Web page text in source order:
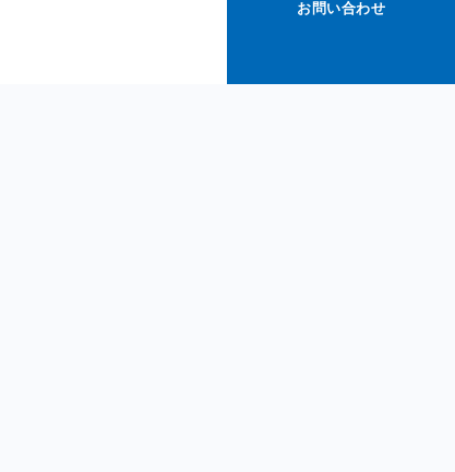
お問い合わせ